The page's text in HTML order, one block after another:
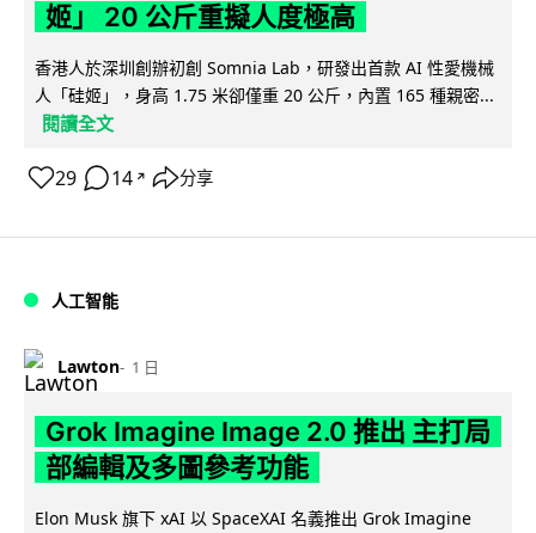
姬」 20 公斤重擬人度極高
香港人於深圳創辦初創 Somnia Lab，研發出首款 AI 性愛機械
人「硅姬」，身高 1.75 米卻僅重 20 公斤，內置 165 種親密...
閱讀全文
29 14 ↗ 分享
人工智能
Lawton 1 日
Grok Imagine Image 2.0 推出 主打局
部編輯及多圖參考功能
Elon Musk 旗下 xAI 以 SpaceXAI 名義推出 Grok Imagine